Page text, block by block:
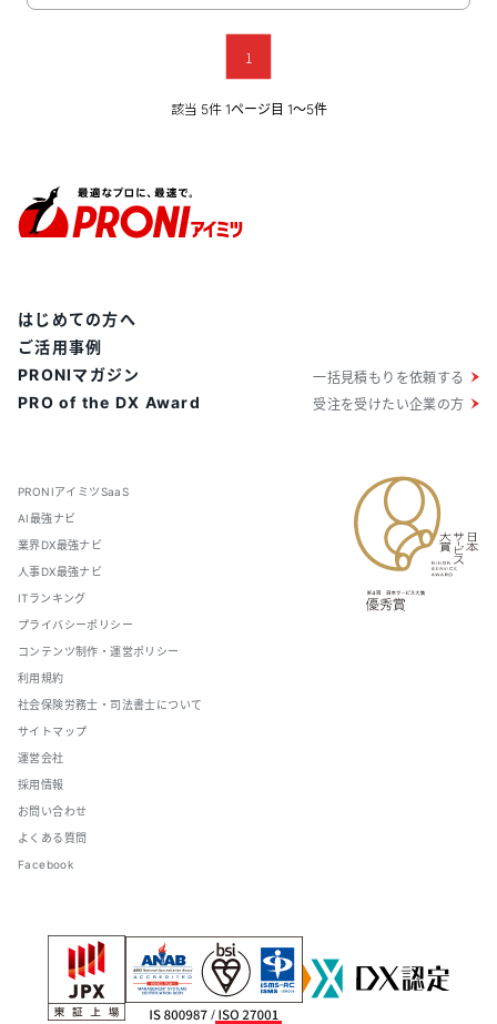
増設できます。本社や支店、在宅勤務のスタッフ用回線
などを簡単かつスピーディーに増設できるのも大きな魅
力のひとつです。そのほかにも、ルールに基づきオペレ
ーターへ応対業務を自動分配するACD機能や、音声ガイ
ダンスで一次応対し要件別に各担当者へ振り分けるIVR
1
該当 5件 1ページ目 1〜5件
PRONIアイミツSaaS
AI最強ナビ
業界DX最強ナビ
人事DX最強ナビ
ITランキング
プライバシーポリシー
コンテンツ制作・運営ポリシー
利用規約
社会保険労務士・司法書士について
サイトマップ
運営会社
採用情報
お問い合わせ
よくある質問
Facebook
はじめての方へ
ご活用事例
PRONIマガジン
PRO of the DX Award
一括見積もりを依頼する
受注を受けたい企業の方